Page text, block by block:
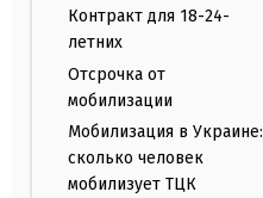
Контракт для 18-24-
летних
Отсрочка от
мобилизации
Мобилизация в Украине:
сколько человек
мобилизует ТЦК